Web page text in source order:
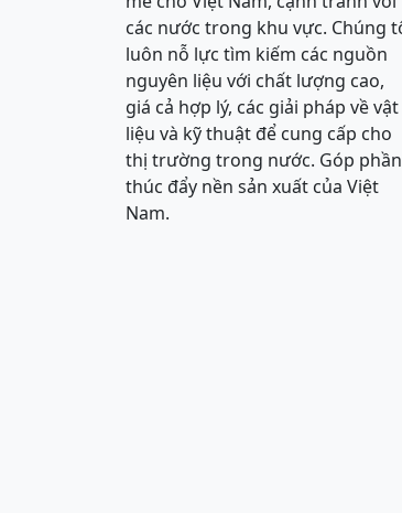
các nước trong khu vực. Chúng
luôn nỗ lực tìm kiếm các nguồn
nguyên liệu với chất lượng cao,
giá cả hợp lý, các giải pháp về vật
liệu và kỹ thuật để cung cấp cho
thị trường trong nước. Góp phần
thúc đẩy nền sản xuất của Việt
Nam.